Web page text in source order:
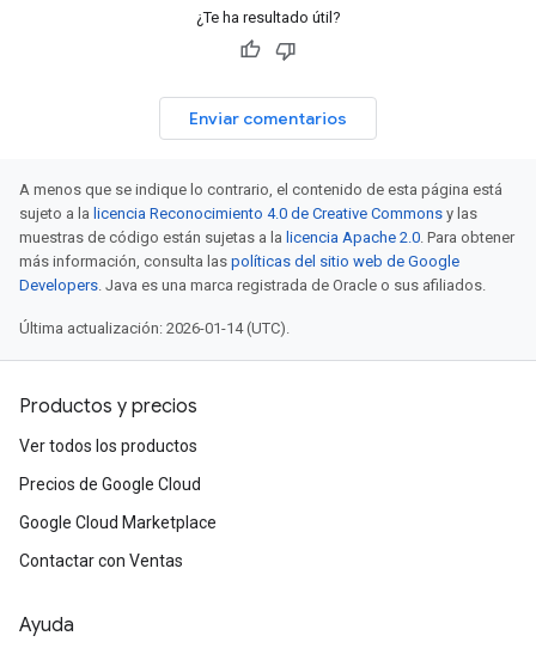
¿Te ha resultado útil?
Enviar comentarios
A menos que se indique lo contrario, el contenido de esta página está
sujeto a la licencia Reconocimiento 4.0 de Creative Commons y las
muestras de código están sujetas a la licencia Apache 2.0. Para obtener
más información, consulta las políticas del sitio web de Google
Developers. Java es una marca registrada de Oracle o sus afiliados.
Última actualización: 2026-01-14 (UTC).
Productos y precios
Ver todos los productos
Precios de Google Cloud
Google Cloud Marketplace
Contactar con Ventas
Ayuda